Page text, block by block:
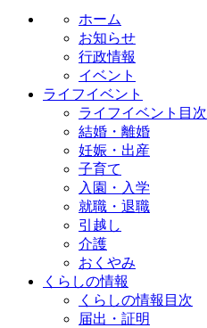
ホーム
お知らせ
行政情報
イベント
ライフイベント
ライフイベント目次
結婚・離婚
妊娠・出産
子育て
入園・入学
就職・退職
引越し
介護
おくやみ
くらしの情報
くらしの情報目次
届出・証明